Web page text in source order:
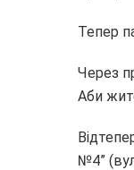
Тепер
Через
Аби
№4”